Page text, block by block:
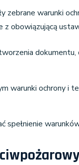
warunki
obowiązującą
warunki ochrony i
spełnienie